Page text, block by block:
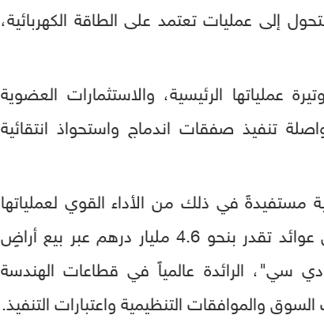
إلى عمليات تعتمد على الطاقة الكهربائية،
الرئيسية، والاستثمارات العضوية
تنفيذ صفقات اندماج واستحواذ انتقائية
مستفيدةً في ذلك من الأداء القوي لعملياتها
الأساسية، وإطلاق برنامج لتسييل الأصول سيسهم في تحقيق عوائد تقدر بنحو 4.6 مليار درهم عبر بيع أراضٍ
الرائدة عالمياً في قطاعات الهندسة
والموافقات التنظيمية واعتبارات التنفيذ.